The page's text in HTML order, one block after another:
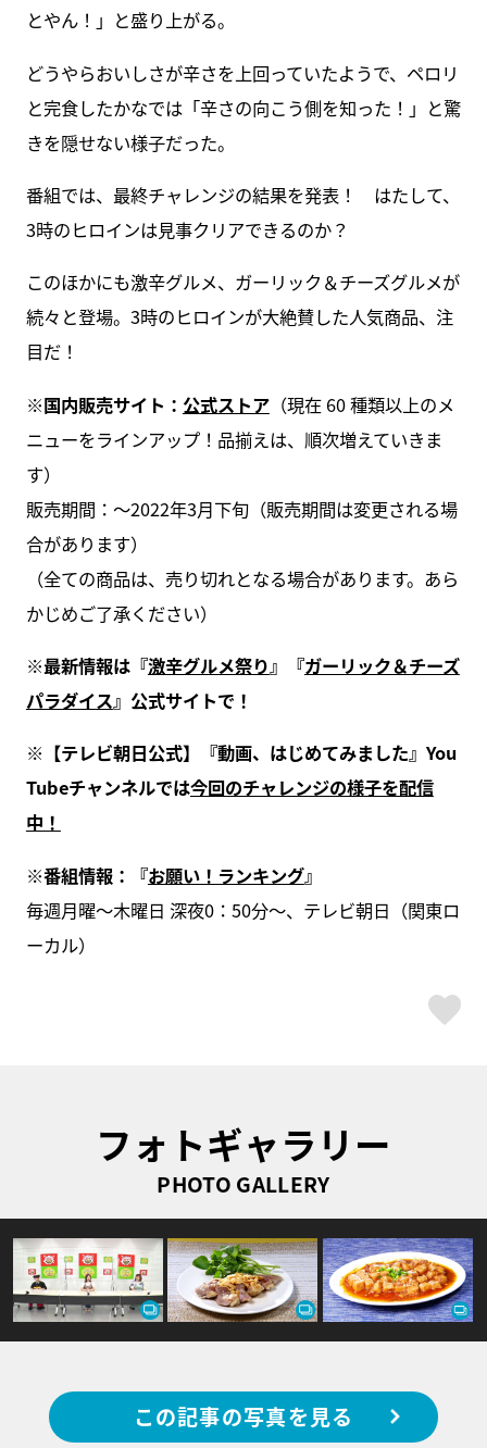
とやん！」と盛り上がる。
どうやらおいしさが辛さを上回っていたようで、ペロリ
と完食したかなでは「辛さの向こう側を知った！」と驚
きを隠せない様子だった。
番組では、最終チャレンジの結果を発表！ はたして、
3時のヒロインは見事クリアできるのか？
このほかにも激辛グルメ、ガーリック＆チーズグルメが
続々と登場。3時のヒロインが大絶賛した人気商品、注
目だ！
※国内販売サイト： 公式ストア（現在 60 種類以上のメ
ニューをラインアップ！品揃えは、順次増えていきま
す）
販売期間：〜2022年3月下旬（販売期間は変更される場
合があります）
（全ての商品は、売り切れとなる場合があります。あら
かじめご了承ください）
※最新情報は『激辛グルメ祭り』『ガーリック＆チーズ
パラダイス』公式サイトで！
※【テレビ朝日公式】『動画、はじめてみました』You
Tubeチャンネルでは今回のチャレンジの様子を配信
中！
※番組情報：『お願い！ランキング』
毎週月曜～木曜日 深夜0：50分～、テレビ朝日（関東ロ
ーカル）
フォトギャラリー
PHOTO GALLERY
この記事の写真を見る